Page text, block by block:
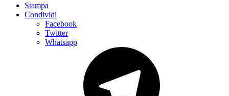
Stampa
Condividi
Facebook
Twitter
Whatsapp